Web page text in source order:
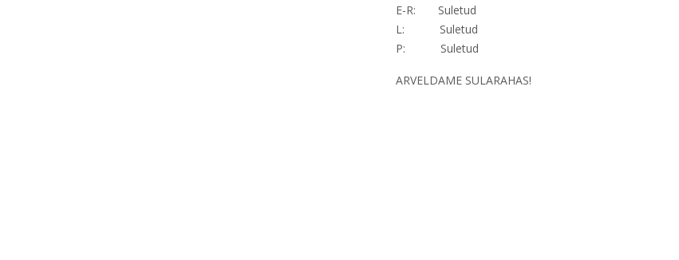
E-R: Suletud
L: Suletud
P: Suletud
ARVELDAME SULARAHAS!